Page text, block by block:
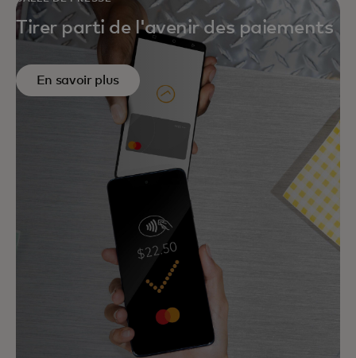
Tirer parti de l'avenir des paiements
En savoir plus